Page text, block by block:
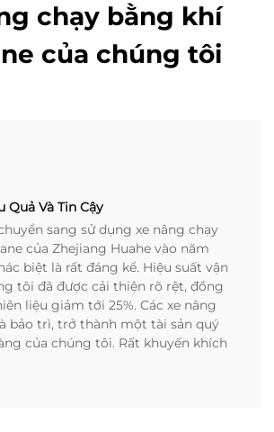
chạy bằng khí
của chúng tôi
Quả Và Tin Cậy
sang sử dụng xe nâng chạy
của Zhejiang Huahe vào năm
biệt là rất đáng kể. Hiệu suất vận
tôi đã được cải thiện rõ rệt, đồng
liệu giảm tới 25%. Các xe nâng
bảo trì, trở thành một tài sản quý
của chúng tôi. Rất khuyến khích